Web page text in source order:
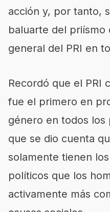
acción y, por tanto,
baluarte del priísmo
general del PRI en
Recordó que el PRI
fue el primero en
género en todos los
que se dio cuenta
solamente tienen
políticos que los
activamente más